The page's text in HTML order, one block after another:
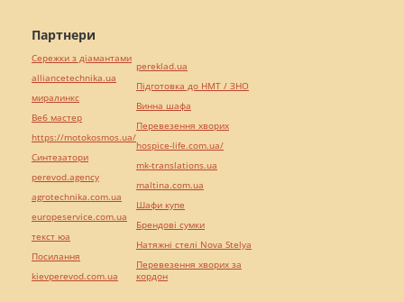
Партнери
Сережки з діамантами
alliancetechnika.ua
миралинкс
Веб мастер
https://motokosmos.ua/
Синтезатори
perevod.agency
agrotechnika.com.ua
europeservice.com.ua
текст юа
Посилання
kievperevod.com.ua
pereklad.ua
Підготовка до НМТ / ЗНО
Винна шафа
Перевезення хворих
hospice-life.com.ua/
mk-translations.ua
maltina.com.ua
Шафи купе
Брендові сумки
Натяжні стелі Nova Stelya
Перевезення хворих за
кордон